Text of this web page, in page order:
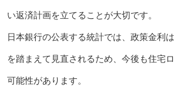
い返済計画を立てることが大切です。
日本銀行の公表する統計では、政策金利
を踏まえて見直されるため、今後も住宅
可能性があります。